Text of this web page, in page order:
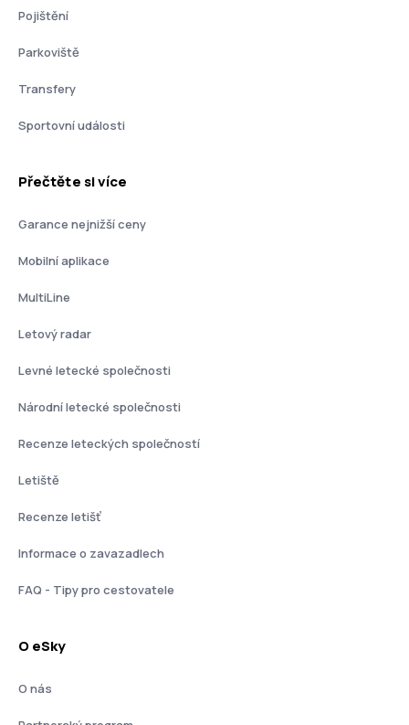
Pojištění
Parkoviště
Transfery
Sportovní události
Přečtěte si více
Garance nejnižší ceny
Mobilní aplikace
MultiLine
Letový radar
Levné letecké společnosti
Národní letecké společnosti
Recenze leteckých společností
Letiště
Recenze letišť
Informace o zavazadlech
FAQ - Tipy pro cestovatele
O eSky
O nás